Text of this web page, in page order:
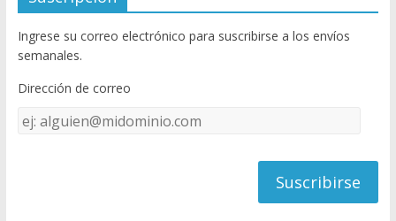
b
o
o
k
er T
u
e
C
Ingrese su correo electrónico para suscribirse a los envíos
semanales.
Dirección de correo
Dirección
de